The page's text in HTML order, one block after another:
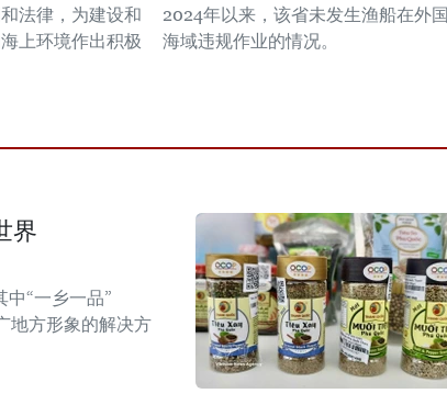
法律，为建设和
上环境作出积极
2024年以来，该省未发生渔船在外
海域违规作业的情况。
界
“一乡一品”
地方形象的解决方